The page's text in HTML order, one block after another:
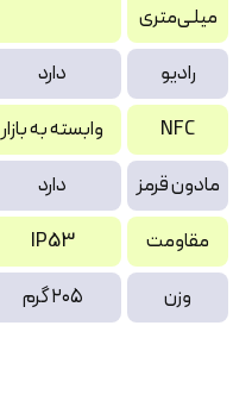
میلی‌متری
رادیو دارد
NFC
وابسته به بازار
مادون قرمز
دارد
مقاومت
IP53
وزن
۲۰۵ گرم